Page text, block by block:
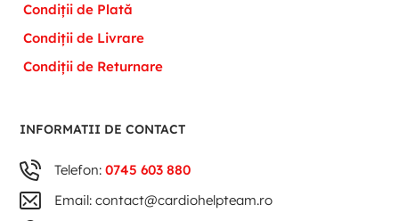
Condiții de Plată
Condiții de Livrare
Condiții de Returnare
INFORMATII DE CONTACT
Telefon:0745 603 880
Email: contact@cardiohelpteam.ro